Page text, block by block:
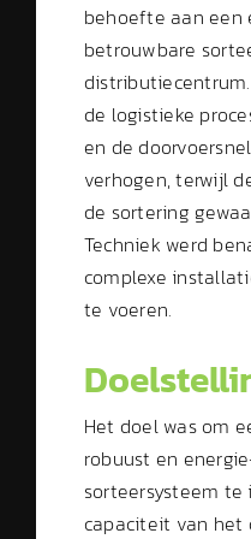
behoefte aan een
betrouwbare
de logistieke
en de
verhogen, terwijl
de sortering
Techniek werd
complexe
te voeren.
Het doel was om
robuust en
sorteersysteem
capaciteit van